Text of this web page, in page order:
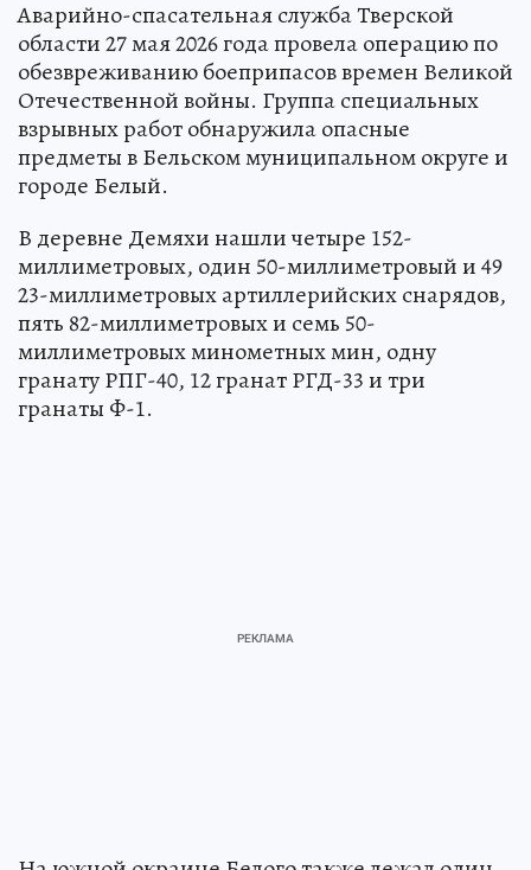
Аварийно-спасательная служба Тверской
области 27 мая 2026 года провела операцию по
обезвреживанию боеприпасов времен Великой
Отечественной войны. Группа специальных
взрывных работ обнаружила опасные
предметы в Бельском муниципальном округе и
городе Белый.
В деревне Демяхи нашли четыре 152-
миллиметровых, один 50-миллиметровый и 49
23-миллиметровых артиллерийских снарядов,
пять 82-миллиметровых и семь 50-
миллиметровых минометных мин, одну
гранату РПГ-40, 12 гранат РГД-33 и три
гранаты Ф-1.